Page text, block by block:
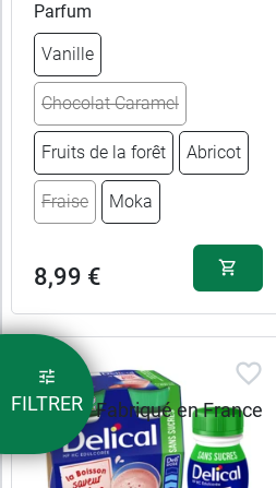
FILTRER
Fraise 10,99 €
Caramel 10,99 €
Café 10,99 €
Parfum
Vanille
Chocolat Caramel
Fruits de la forêt Abricot
Fraise Moka
8,99 €